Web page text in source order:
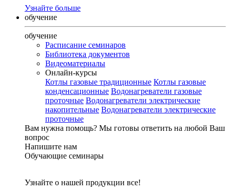
Узнайте больше
обучение
обучение
Расписание семинаров
Библиотека документов
Видеоматериалы
Онлайн-курсы
Котлы газовые традиционные Котлы газовые
конденсационные Водонагреватели газовые
проточные Водонагреватели электрические
накопительные Водонагреватели электрические
проточные
Вам нужна помощь? Мы готовы ответить на любой Ваш
вопрос
Напишите нам
Обучающие семинары
Узнайте о нашей продукции все!